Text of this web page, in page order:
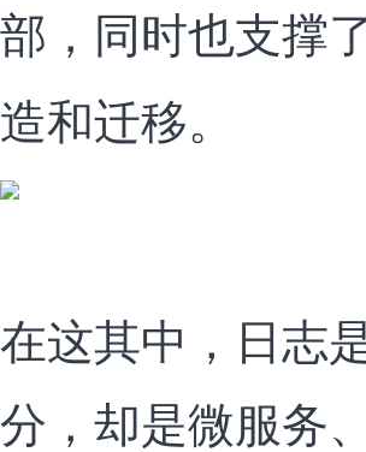
部，同时也支撑
造和迁移。
在这其中，日志
分，却是微服务